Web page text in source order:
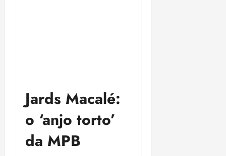
Jards Macalé:
o ‘anjo torto’
da MPB